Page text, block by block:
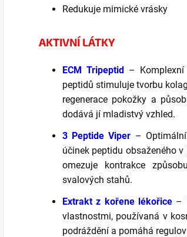
Redukuje mimické vrásky
AKTIVNÍ LÁTKY
ECM Tripeptid– Komplexní
peptidů stimuluje tvorbu
regenerace pokožky a
dodává jí mladistvý vzhled.
3 Peptide Viper –
účinek peptidu obsaženého
omezuje kontrakce
svalových stahů.
Extrakt z kořene lékořice–
vlastnostmi, používaná v
podráždění a pomáhá